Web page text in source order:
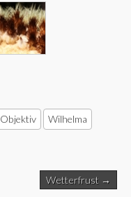
Objektiv Wilhelma
Wetterfrust →